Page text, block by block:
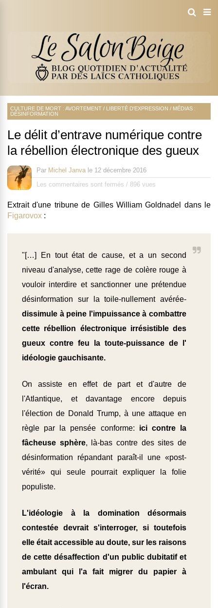
CULTURE DE MORT : AVORTEMENT / LIBERTÉ D'EXPRESSION / MÉDIAS :
DÉSINFORMATION
Le délit d’entrave numérique contre
la rébellion électronique des gueux
Par Michel Janva le 12 décembre 2016
Les commentaires sont fermés / 896 vues
Extrait d'une tribune de Gilles William Goldnadel dans le
Figarovox :
"[…] En tout état de cause, et a un second
niveau d'analyse, cette rage de colère rouge à
vouloir interdire et sanctionner une prétendue
désinformation sur la toile-nullement avérée-
dissimule à peine l'impuissance à combattre
cette rébellion électronique irrésistible des
gueux contre feu la toute-puissance de l'
idéologie gauchisante.
On assiste en effet de part et d'autre de
l'Atlantique, et davantage encore depuis
l'élection de Donald Trump, à une attaque en
règle par la pensée conforme: ici contre la
fâcheuse sphère, là-bas contre des sites de
désinformation répandant paraît-il une «post-
vérité» qui seule pourrait expliquer la folie
populiste.
L'idéologie à la domination désormais
contestée devrait s'interroger, si toutefois
elle était accessible au doute, sur les raisons
de cette désaffection d'un public dubitatif et
ambulant qui l'a fait migrer du papier à
l'écran.